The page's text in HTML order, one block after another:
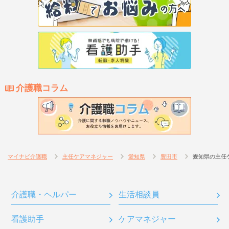
介護職コラム
マイナビ介護職 主任ケアマネジャー 愛知県 豊田市 愛知県の主任
介護職・ヘルパー 生活相談員
看護助手 ケアマネジャー